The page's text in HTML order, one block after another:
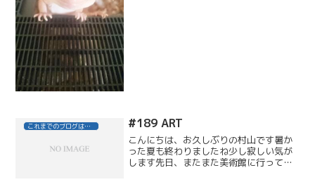
これまでのブログはこちら #189 ART
こんにちは、お久しぶりの村山です暑か
った夏も終わりましたね少し寂しい気が
します先日、またまた美術館に行って来